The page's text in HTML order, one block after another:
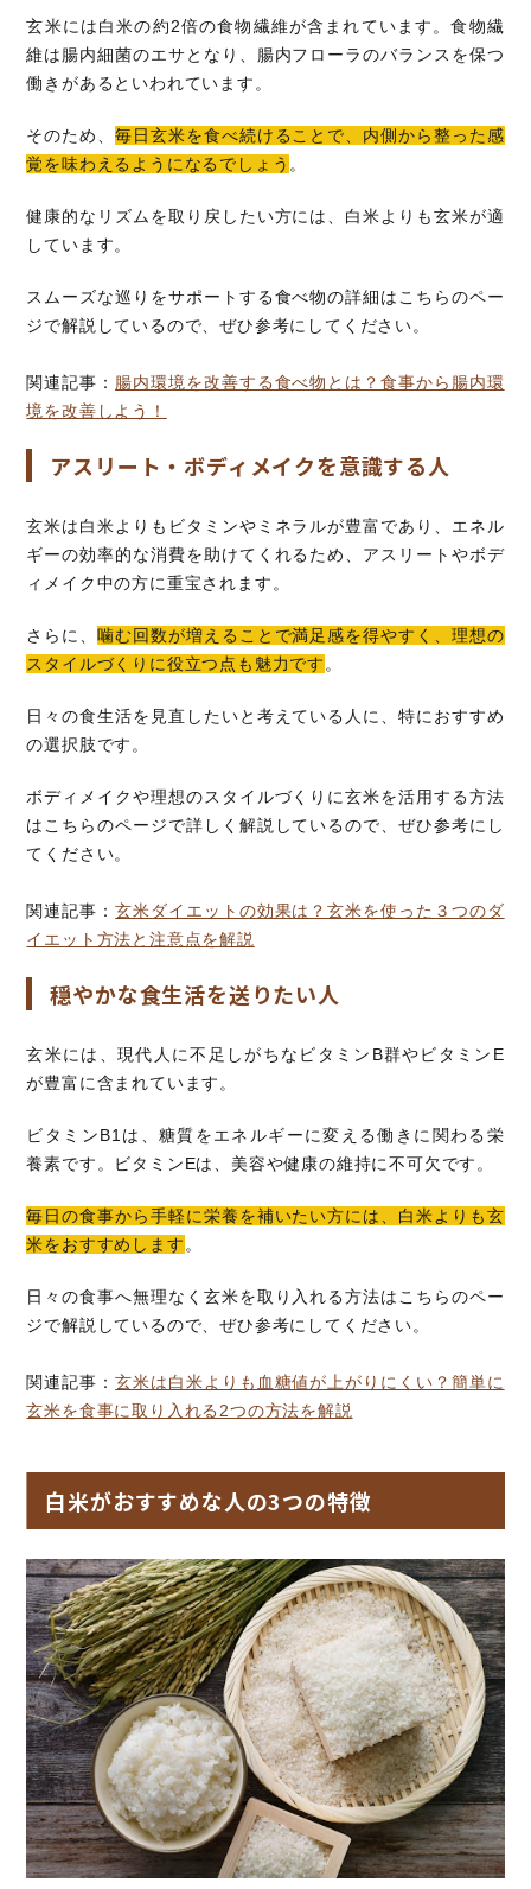
玄米には白米の約2倍の食物繊維が含まれています。食物繊
維は腸内細菌のエサとなり、腸内フローラのバランスを保つ
働きがあるといわれています。
そのため、毎日玄米を食べ続けることで、内側から整った感
覚を味わえるようになるでしょう 。
健康的なリズムを取り戻したい方には、白米よりも玄米が適
しています。
スムーズな巡りをサポートする食べ物の詳細はこちらのペー
ジで解説しているので、ぜひ参考にしてください。
関連記事： 腸内環境を改善する食べ物とは？食事から腸内環
境を改善しよう！
アスリート・ボディメイクを意識する人
玄米は白米よりもビタミンやミネラルが豊富であり、エネル
ギーの効率的な消費を助けてくれるため、アスリートやボデ
ィメイク中の方に重宝されます。
さらに、噛む回数が増えることで満足感を得やすく、理想の
スタイルづくりに役立つ点も魅力です。
日々の食生活を見直したいと考えている人に、特におすすめ
の選択肢です。
ボディメイクや理想のスタイルづくりに玄米を活用する方法
はこちらのページで詳しく解説しているので、ぜひ参考にし
てください。
関連記事：玄米ダイエットの効果は？玄米を使った３つのダ
イエット方法と注意点を解説
穏やかな食生活を送りたい人
玄米には、現代人に不足しがちなビタミンB群やビタミンE
が豊富に含まれています。
ビタミンB1は、糖質をエネルギーに変える働きに関わる栄
養素です。ビタミンEは、美容や健康の維持に不可欠です。
毎日の食事から手軽に栄養を補いたい方には、白米よりも玄
米をおすすめします。
日々の食事へ無理なく玄米を取り入れる方法はこちらのペー
ジで解説しているので、ぜひ参考にしてください。
関連記事：玄米は白米よりも血糖値が上がりにくい？簡単に
玄米を食事に取り入れる2つの方法を解説
白米がおすすめな人の3つの特徴